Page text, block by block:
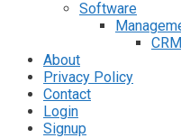
Software
CRM
About
Privacy Policy
Contact
Login
Signup